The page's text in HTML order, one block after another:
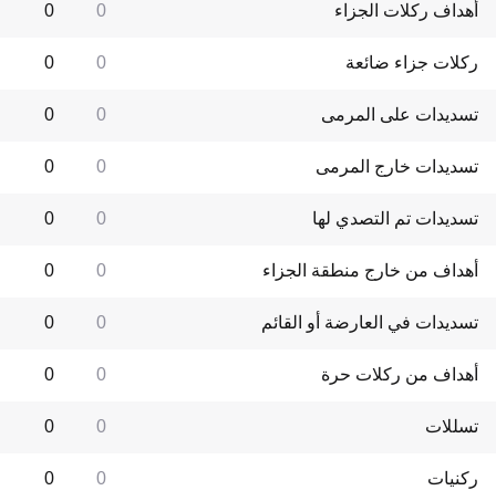
أهداف ركلات الجزاء 0
0
ركلات جزاء ضائعة 0
0
تسديدات على المرمى 0
0
تسديدات خارج المرمى 0
0
تسديدات تم التصدي لها 0
0
أهداف من خارج منطقة الجزاء 0
0
تسديدات في العارضة أو القائم 0
0
أهداف من ركلات حرة 0
0
تسللات 0
0
ركنيات 0
0